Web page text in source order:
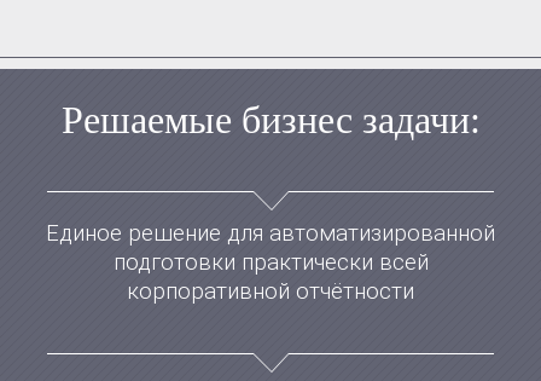
Решаемые бизнес задачи:
Единое решение для автоматизированной
подготовки практически всей
корпоративной отчётности